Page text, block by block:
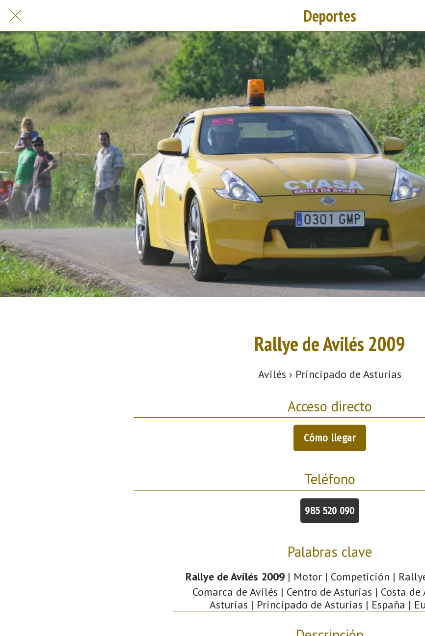
Deportes
Rallye de Avilés 2009
Avilés › Principado de Asturias
Acceso directo
Cómo llegar
Teléfono
985 520 090
Palabras clave
Rallye de Avilés 2009| Motor | Competición |
Comarca de Avilés | Centro de Asturias | Costa de
Asturias | Principado de Asturias | España |